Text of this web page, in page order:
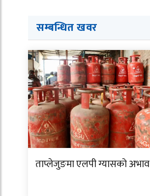
सम्बन्धित खवर
ताप्लेजुङमा एलपी ग्यासको अभाव